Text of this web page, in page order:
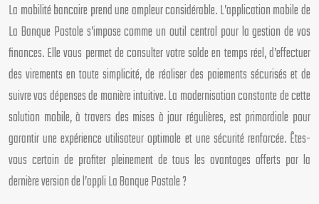
La mobilité bancaire prend une ampleur considérable. L’application mobile de
La Banque Postale s’impose comme un outil central pour la gestion de vos
finances. Elle vous permet de consulter votre solde en temps réel, d’effectuer
des virements en toute simplicité, de réaliser des paiements sécurisés et de
suivre vos dépenses de manière intuitive. La modernisation constante de cette
solution mobile, à travers des mises à jour régulières, est primordiale pour
garantir une expérience utilisateur optimale et une sécurité renforcée. Êtes-
vous certain de profiter pleinement de tous les avantages offerts par la
dernière version de l’appli La Banque Postale ?